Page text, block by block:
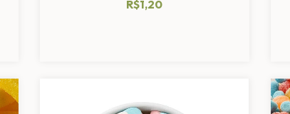
R$1,20